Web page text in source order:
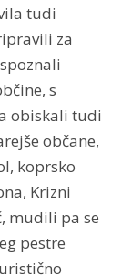
tudi
za
s
obiskali tudi
občane,
koprsko
Krizni
mudili pa se
pestre